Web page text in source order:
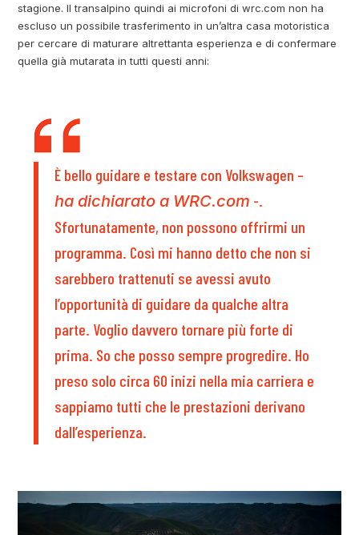
stagione. Il transalpino quindi ai microfoni di wrc.com non ha
escluso un possibile trasferimento in un’altra casa motoristica
per cercare di maturare altrettanta esperienza e di confermare
quella già mutarata in tutti questi anni:
È bello guidare e testare con Volkswagen –
ha dichiarato a WRC.com -.
Sfortunatamente, non possono offrirmi un
programma. Così mi hanno detto che non si
sarebbero trattenuti se avessi avuto
l’opportunità di guidare da qualche altra
parte. Voglio davvero tornare più forte di
prima. So che posso sempre progredire. Ho
preso solo circa 60 inizi nella mia carriera e
sappiamo tutti che le prestazioni derivano
dall’esperienza.